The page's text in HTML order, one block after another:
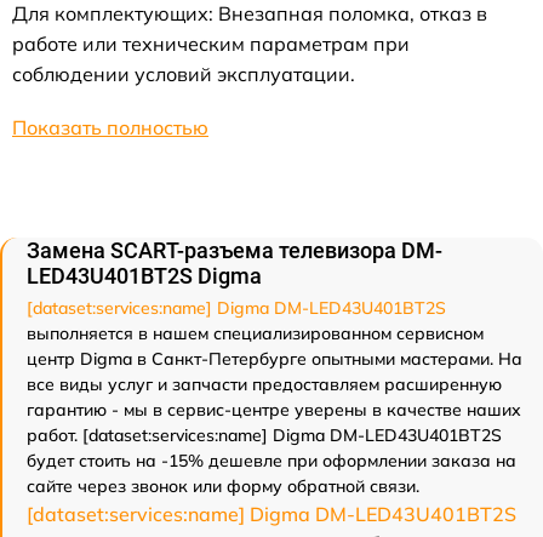
Для комплектующих: Внезапная поломка, отказ в
работе или техническим параметрам при
соблюдении условий эксплуатации.
Показать полностью
Замена SCART-разъема телевизора DM-
LED43U401BT2S Digma
[dataset:services:name] Digma DM-LED43U401BT2S
выполняется в нашем специализированном сервисном
центр Digma в Санкт-Петербурге опытными мастерами. На
все виды услуг и запчасти предоставляем расширенную
гарантию - мы в сервис-центре уверены в качестве наших
работ. [dataset:services:name] Digma DM-LED43U401BT2S
будет стоить на -15% дешевле при оформлении заказа на
сайте через звонок или форму обратной связи.
[dataset:services:name] Digma DM-LED43U401BT2S